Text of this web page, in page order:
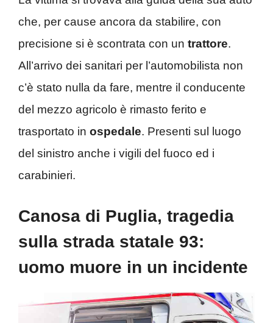
che, per cause ancora da stabilire, con
precisione si è scontrata con un trattore.
All’arrivo dei sanitari per l’automobilista non
c’è stato nulla da fare, mentre il conducente
del mezzo agricolo è rimasto ferito e
trasportato in ospedale. Presenti sul luogo
del sinistro anche i vigili del fuoco ed i
carabinieri.
Canosa di Puglia, tragedia
sulla strada statale 93:
uomo muore in un incidente